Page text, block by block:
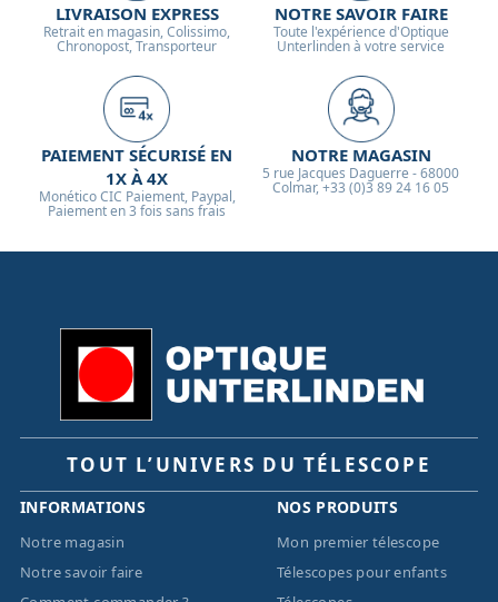
LIVRAISON EXPRESS
Retrait en magasin, Colissimo,
Chronopost, Transporteur
NOTRE SAVOIR FAIRE
Toute l'expérience d'Optique
Unterlinden à votre service
PAIEMENT SÉCURISÉ EN
1X À 4X
Monético CIC Paiement, Paypal,
Paiement en 3 fois sans frais
NOTRE MAGASIN
5 rue Jacques Daguerre - 68000
Colmar, +33 (0)3 89 24 16 05
TOUT L’UNIVERS DU TÉLESCOPE
INFORMATIONS
Notre magasin
Notre savoir faire
NOS PRODUITS
Mon premier télescope
Télescopes pour enfants